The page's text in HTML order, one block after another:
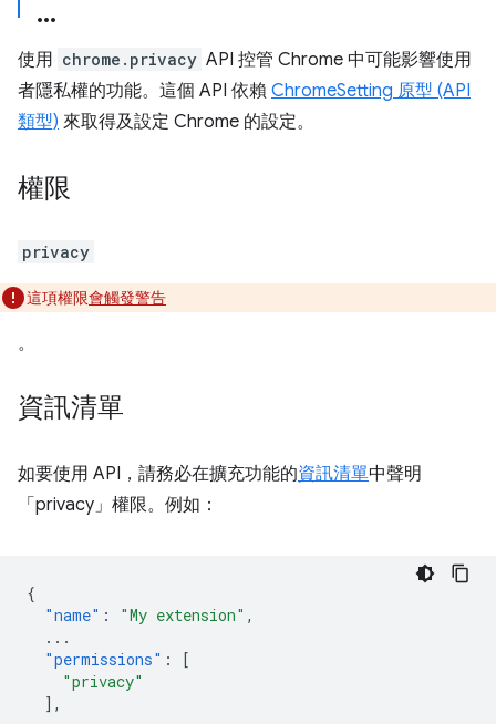
使用 chrome.privacy API 控管 Chrome 中可能影響使用
者隱私權的功能。這個 API 依賴 ChromeSetting 原型 (API
類型) 來取得及設定 Chrome 的設定。
權限
privacy
這項權限會觸發警告
。
資訊清單
如要使用 API，請務必在擴充功能的資訊清單中聲明
「privacy」權限。例如：
{
"name" : "My extension" ,
...
"permissions" :
[
"privacy"
],